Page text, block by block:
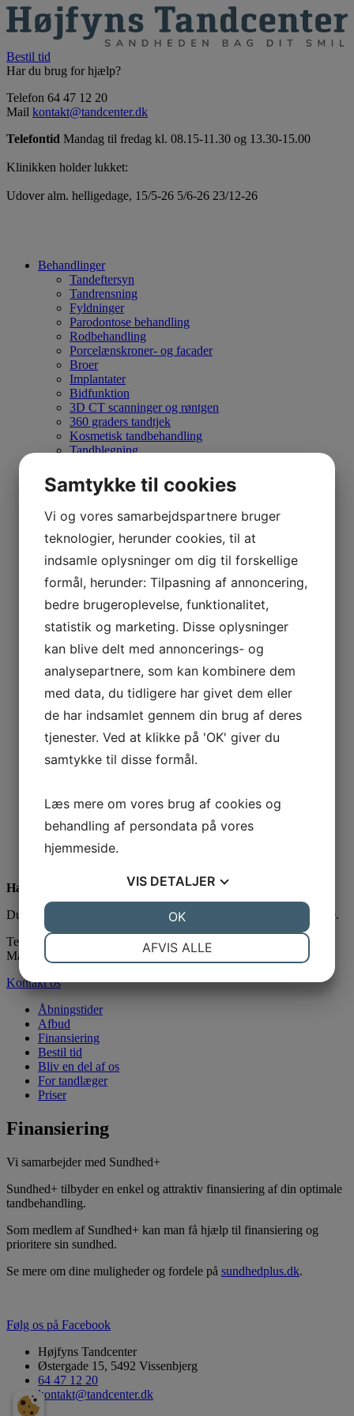
Bestil tid
Har du brug for hjælp?
Telefon 64 47 12 20
Mail kontakt@tandcenter.dk
Telefontid Mandag til fredag kl. 08.15-11.30 og 13.30-15.00
Klinikken holder lukket:
Udover alm. helligedage, 15/5-26 5/6-26 23/12-26
Behandlinger
Tandeftersyn
Tandrensning
Fyldninger
Parodontose behandling
Rodbehandling
Porcelænskroner- og facader
Broer
Implantater
Bidfunktion
3D CT scanninger og røntgen
360 graders tandtjek
Kosmetisk tandbehandling
Tandblegning
Specialer
Kroner samme dag
Parodontose behandling
Genopretning af bid
Børnetandpleje
Tandregulering
Kirurgi
Cone Beam CT scanning
Behandlingsplaner
Om os
Tandlægehus
Personale
Kom indenfor
Cookiepolitik
Vi støtter
Kontakt os
Bestil tid
For tandlæger
Bliv en del af os
Priser
Finansiering
Har du brug for hjælp?
Du er selvfølgelig altid velkommen til at kontakte os uforpligtende.
Telefon 64 47 12 20
Mail
kontakt@tandcenter.dk
Kontakt os
Åbningstider
Afbud
Finansiering
Bestil tid
Bliv en del af os
For tandlæger
Priser
Finansiering
Vi samarbejder med Sundhed+
Sundhed+ tilbyder en enkel og attraktiv finansiering af din optimale
tandbehandling.
Som medlem af Sundhed+ kan man få hjælp til finansiering og
prioritere sin sundhed.
Se mere om dine muligheder og fordele på sundhedplus.dk.
Følg os på Facebook
Højfyns Tandcenter
Østergade 15, 5492 Vissenbjerg
64 47 12 20
kontakt@tandcenter.dk
Samtykke til cookies
Vi og vores samarbejdspartnere bruger
teknologier, herunder cookies, til at
indsamle oplysninger om dig til forskellige
formål, herunder: Tilpasning af annoncering,
bedre brugeroplevelse, funktionalitet,
statistik og marketing. Disse oplysninger
kan blive delt med annoncerings- og
analysepartnere, som kan kombinere dem
med data, du tidligere har givet dem eller
de har indsamlet gennem din brug af deres
tjenester. Ved at klikke på 'OK' giver du
samtykke til disse formål.
Læs mere om vores brug af cookies og
behandling af persondata på vores
hjemmeside.
VIS DETALJER
AFVIS ALLE
OK